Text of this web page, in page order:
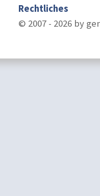
Rechtliches
© 2007 - 2026 by